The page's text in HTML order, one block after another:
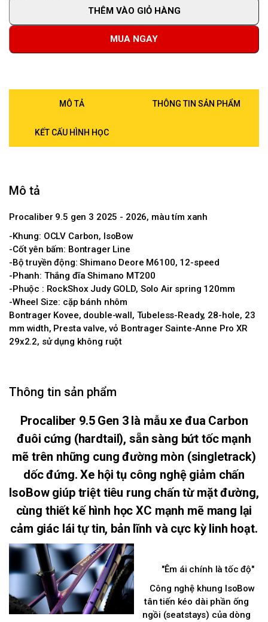
THÊM VÀO GIỎ HÀNG
MUA NGAY
MÔ TẢ THÔNG TIN SẢN PHẨM
KẾT CẤU HÌNH HỌC
Mô tả
Procaliber 9.5 gen 3 2025 - 2026, màu tím xanh
-Khung: OCLV Carbon, IsoBow
-Cốt yên bấm: Bontrager Line
-Bộ truyền động: Shimano Deore M6100, 12-speed
-Phanh: Thắng đĩa Shimano MT200
-Phuộc : RockShox Judy GOLD, Solo Air spring 120mm
-Wheel Size: cặp bánh nhôm
Bontrager Kovee, double-wall, Tubeless-Ready, 28-hole, 23
mm width, Presta valve, vỏ Bontrager Sainte-Anne Pro XR
29x2.2, sử dụng không ruột
Thông tin sản phẩm
Procaliber 9.5 Gen 3 là mẫu xe đua Carbon
đuôi cứng (hardtail), sẵn sàng bứt tốc mạnh
mẽ trên những cung đường mòn (singletrack)
dốc đứng. Xe hội tụ công nghệ giảm chấn
IsoBow giúp triệt tiêu rung chấn từ mặt đường,
cùng thiết kế hình học XC mạnh mẽ mang lại
cảm giác lái tự tin, bản lĩnh và cực kỳ linh hoạt.
"Êm ái chính là tốc độ"
Công nghệ khung IsoBow
tân tiến kéo dài phần ống
ngồi (seatstays) của dòng